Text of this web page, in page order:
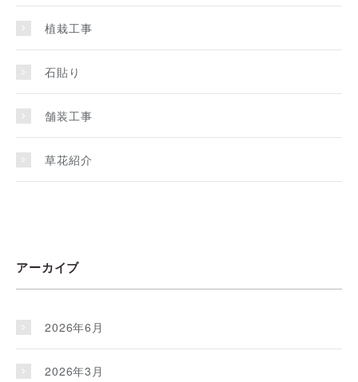
植栽工事
石貼り
舗装工事
草花紹介
アーカイブ
2026年6月
2026年3月